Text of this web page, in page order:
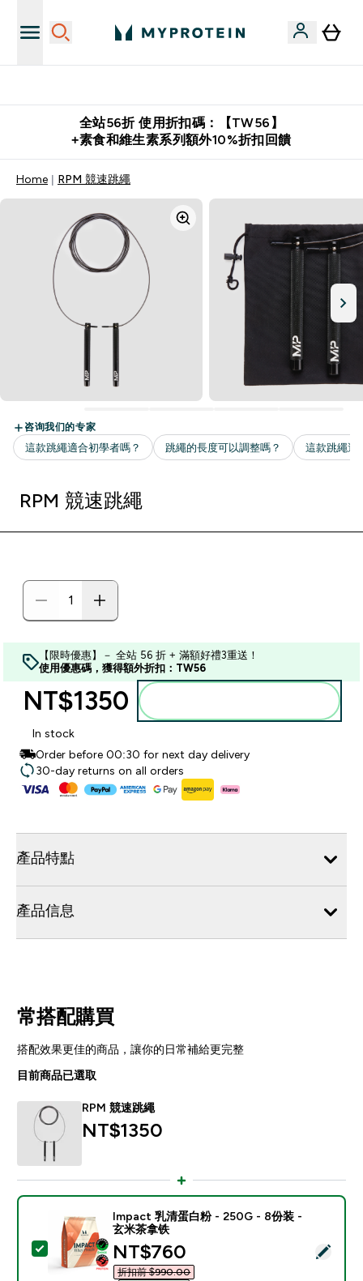
全站56折 使用折扣碼：【TW56】
+素食和維生素系列額外10%折扣回饋
Home RPM 競速跳繩
RPM 競速跳繩
【限時優惠】－ 全站 56 折 + 滿額好禮3重送！
使用優惠碼，獲得額外折扣：TW56
NT$1350‎
In stock
Order before 00:30 for next day delivery
30-day returns on all orders
產品特點
產品信息
常搭配購買
搭配效果更佳的商品，讓你的日常補給更完整
目前商品已選取
RPM 競速跳繩
NT$1350‎
選取此商品 - Impact 乳清蛋白粉 - 250G - 8份装 - 玄
Impact 乳清蛋白粉 - 250G - 8份装 -
玄米茶拿铁
discounted price
NT$760‎
折扣前 $990.00‎